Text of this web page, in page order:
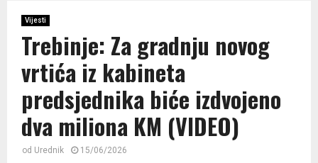
Vijesti
Trebinje: Za gradnju novog
vrtića iz kabineta
predsjednika biće izdvojeno
dva miliona KM (VIDEO)
od Urednik 15/06/2026